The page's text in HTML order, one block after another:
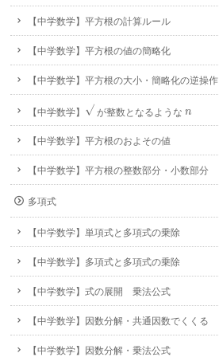
【中学数学】平方根の計算ルール
【中学数学】平方根の値の簡略化
【中学数学】平方根の大小・簡略化の逆操作
【中学数学】 √ が整数となるようなn
n
【中学数学】平方根のおよその値
【中学数学】平方根の整数部分・小数部分
多項式
【中学数学】単項式と多項式の乗除
【中学数学】多項式と多項式の乗除
【中学数学】式の展開 乗法公式
【中学数学】因数分解・共通因数でくくる
【中学数学】因数分解・乗法公式